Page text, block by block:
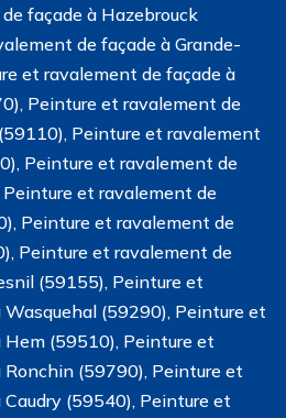
façade à Hazebrouck
de façade à Grande-
et ravalement de façade à
Peinture et ravalement de
Peinture et ravalement
Peinture et ravalement de
et ravalement de
Peinture et ravalement de
Peinture et ravalement de
(59155), Peinture et
(59290), Peinture et
(59510), Peinture et
(59790), Peinture et
(59540), Peinture et